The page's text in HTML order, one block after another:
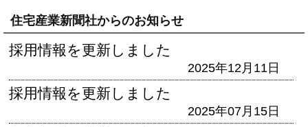
住宅産業新聞社からのお知らせ
採用情報を更新しました
2025年12月11日
採用情報を更新しました
2025年07月15日